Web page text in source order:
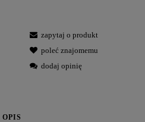
zapytaj o produkt
poleć znajomemu
dodaj opinię
OPIS